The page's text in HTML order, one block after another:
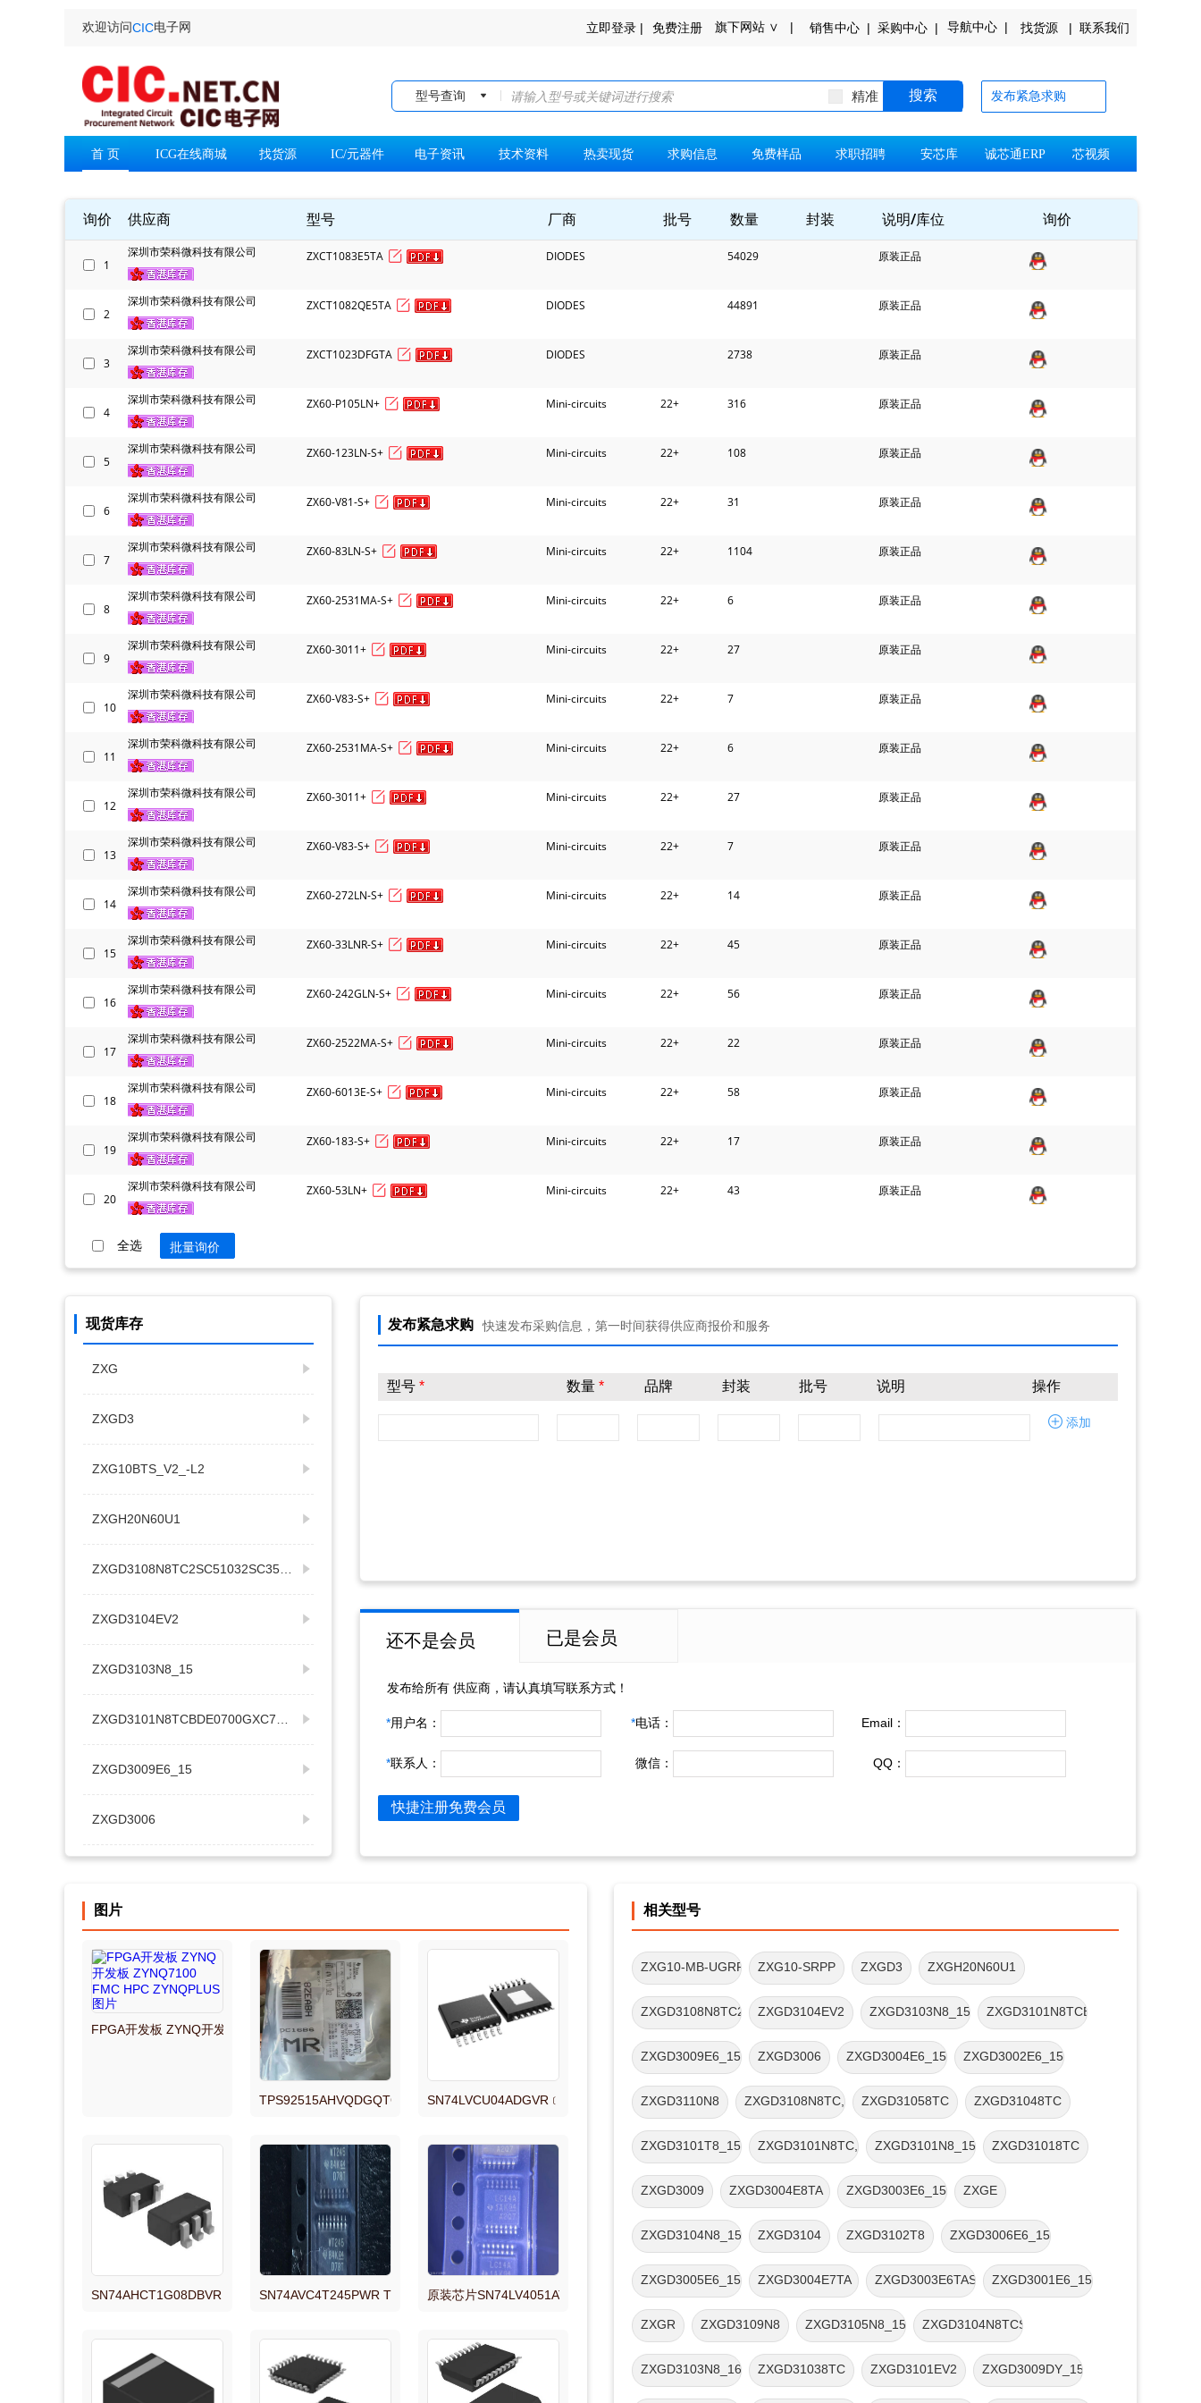
欢迎访问CIC电子网 立即登录 | 免费注册 旗下网站 ∨ | 销售中心 | 采购中心 | 导航中心 | 找货源 | 联系我们
型号查询 精准 搜索 发布紧急求购
首 页 ICG在线商城 找货源 IC/元器件 电子资讯 技术资料 热卖现货 求购信息 免费样品 求职招聘 安芯库 诚芯通ERP 芯视频
询价 供应商 型号 厂商 批号 数量 封装 说明/库位 询价
1
深圳市荣科微科技有限公司 ZXCT1083E5TA DIODES 54029 原装正品
2
深圳市荣科微科技有限公司 ZXCT1082QE5TA DIODES 44891 原装正品
3
深圳市荣科微科技有限公司 ZXCT1023DFGTA DIODES 2738 原装正品
4
深圳市荣科微科技有限公司 ZX60-P105LN+ Mini-circuits 22+ 316 原装正品
5
深圳市荣科微科技有限公司 ZX60-123LN-S+ Mini-circuits 22+ 108 原装正品
6
深圳市荣科微科技有限公司 ZX60-V81-S+ Mini-circuits 22+ 31 原装正品
7
深圳市荣科微科技有限公司 ZX60-83LN-S+ Mini-circuits 22+ 1104 原装正品
8
深圳市荣科微科技有限公司 ZX60-2531MA-S+ Mini-circuits 22+ 6 原装正品
9
深圳市荣科微科技有限公司 ZX60-3011+ Mini-circuits 22+ 27 原装正品
10
深圳市荣科微科技有限公司 ZX60-V83-S+ Mini-circuits 22+ 7 原装正品
11
深圳市荣科微科技有限公司 ZX60-2531MA-S+ Mini-circuits 22+ 6 原装正品
12
深圳市荣科微科技有限公司 ZX60-3011+ Mini-circuits 22+ 27 原装正品
13
深圳市荣科微科技有限公司 ZX60-V83-S+ Mini-circuits 22+ 7 原装正品
14
深圳市荣科微科技有限公司 ZX60-272LN-S+ Mini-circuits 22+ 14 原装正品
15
深圳市荣科微科技有限公司 ZX60-33LNR-S+ Mini-circuits 22+ 45 原装正品
16
深圳市荣科微科技有限公司 ZX60-242GLN-S+ Mini-circuits 22+ 56 原装正品
17
深圳市荣科微科技有限公司 ZX60-2522MA-S+ Mini-circuits 22+ 22 原装正品
18
深圳市荣科微科技有限公司 ZX60-6013E-S+ Mini-circuits 22+ 58 原装正品
19
深圳市荣科微科技有限公司 ZX60-183-S+ Mini-circuits 22+ 17 原装正品
20
深圳市荣科微科技有限公司 ZX60-53LN+ Mini-circuits 22+ 43 原装正品
全选 批量询价
现货库存
ZXG
ZXGD3
ZXG10BTS_V2_-L2
ZXGH20N60U1
ZXGD3104EV2
ZXGD3103N8_15
ZXGD3009E6_15
ZXGD3006
ZXGD3002E6_15
ZXGD3110N8
ZXGD3108N8TC,2SC5103,2SC3513
ZXGD3101T8_15
发布紧急求购 快速发布采购信息，第一时间获得供应商报价和服务
型号 * 数量 * 品牌 封装 批号 说明 操作
添加
还不是会员 已是会员
发布给所有 供应商，请认真填写联系方式！
*用户名： *电话： Email：
*联系人： 微信： QQ：
快捷注册免费会员
图片
FPGA开发板 ZYNQ开发板 ZYNQ7100 FMC HPC ZYNQPLUS
TPS92515AHVQDGQTQ1 全新原装正品现货。SN74LVCU04ADGVR﹝IC INVERTER 6CH 6-INP 14TVSOP﹞芯片
SN74AHCT1G08DBVR 丝印:B08G 封装SOT23-5 单路2输入正与门逻辑IC
SN74AVC4T245PWR TSSOP-16 4位双电源总线收发器芯片 集成电路IC
原装芯片SN74LV4051ATPWRQ1 TSSOP16 L4051AQ原装现货
相关型号
ZXG10-MB-UGRP ZXG10-SRPP ZXGD3 ZXGH20N60U1
ZXGD3108N8TC2SC51032SC3513
ZXGD3104EV2 ZXGD3103N8_15
ZXGD3009E6_15 ZXGD3006 ZXGD3004E6_15 ZXGD3002E6_15
ZXGD3110N8 ZXGD3108N8TC,2SC5103,2SC3513
ZXGD31058TC ZXGD31048TC
ZXGD3101T8_15 ZXGD3101N8TC,BDE0700G,XC74UL4066MR
ZXGD3101N8_15 ZXGD31018TC
ZXGD3009 ZXGD3004E8TA ZXGD3003E6_15 ZXGE
ZXGD3104N8_15 ZXGD3104 ZXGD3102T8 ZXGD3006E6_15
ZXGD3005E6_15 ZXGD3004E7TA ZXGD3003E6TASOT23-6ZXGD3001E6_15
ZXGR ZXGD3109N8 ZXGD3105N8_15 ZXGD3104N8TCSOP-8
ZXGD3103N8_16 ZXGD31038TC ZXGD3101EV2 ZXGD3009DY_15